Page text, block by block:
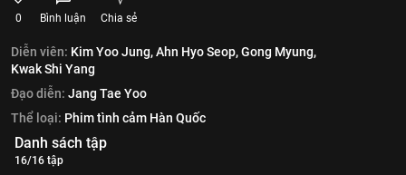
0 Bình luận Chia sẻ
Diễn viên: Kim Yoo Jung,Ahn Hyo Seop,Gong Myung,
Kwak Shi Yang
Đạo diễn: Jang Tae Yoo
Thể loại: Phim tình cảm Hàn Quốc
Danh sách tập
16/16 tập